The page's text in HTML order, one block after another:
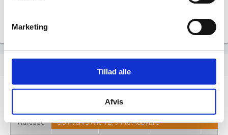
Marketing
Tillad alle
Afvis
Adresse Solhvervs Alle 12, 9440 Aabybro